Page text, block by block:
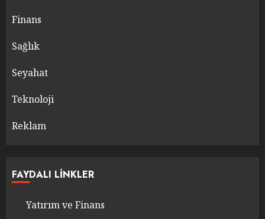
Finans
Sağlık
Seyahat
Teknoloji
Reklam
FAYDALI LINKLER
Yatırım ve Finans